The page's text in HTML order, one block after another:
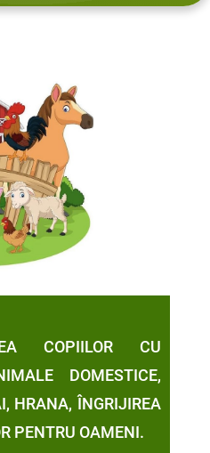
COPIILOR CU
DOMESTICE,
HRANA, ÎNGRIJIREA
PENTRU OAMENI.